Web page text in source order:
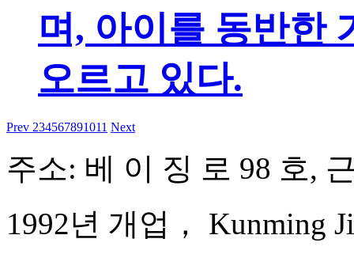
며, 아이를 동반한
오르고 있다.
Prev 234567891011 Next
주소: 베 이 징 로 98 호,
1992년 개업， Kunming